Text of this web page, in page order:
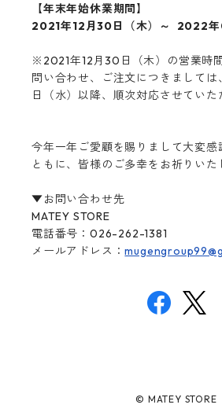
【年末年始休業期間】
※2021年12月30日（木）の営業時
問い合わせ、ご注文につきまして
日（水）以降、順次対応させていた
今年一年ご愛顧を賜りまして大変感
ともに、皆様のご多幸をお祈りいた
▼お問い合わせ先
MATEY STORE
電話番号： 026-262-1381
メールアドレス：
© MATEY STORE